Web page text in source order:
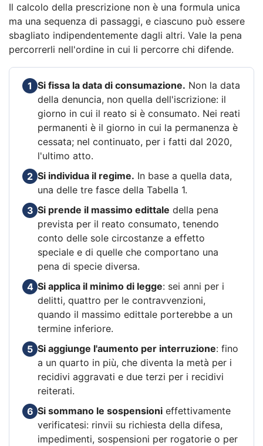
Il calcolo della prescrizione non è una formula unica
ma una sequenza di passaggi, e ciascuno può essere
sbagliato indipendentemente dagli altri. Vale la pena
percorrerli nell'ordine in cui li percorre chi difende.
1 Si fissa la data di consumazione. Non la data
della denuncia, non quella dell'iscrizione: il
giorno in cui il reato si è consumato. Nei reati
permanenti è il giorno in cui la permanenza è
cessata; nel continuato, per i fatti dal 2020,
l'ultimo atto.
2 Si individua il regime. In base a quella data,
una delle tre fasce della Tabella 1.
3 Si prende il massimo edittale della pena
prevista per il reato consumato, tenendo
conto delle sole circostanze a effetto
speciale e di quelle che comportano una
pena di specie diversa.
4 Si applica il minimo di legge: sei anni per i
delitti, quattro per le contravvenzioni,
quando il massimo edittale porterebbe a un
termine inferiore.
5 Si aggiunge l'aumento per interruzione: fino
a un quarto in più, che diventa la metà per i
recidivi aggravati e due terzi per i recidivi
reiterati.
6 Si sommano le sospensioni effettivamente
verificatesi: rinvii su richiesta della difesa,
impedimenti, sospensioni per rogatorie o per